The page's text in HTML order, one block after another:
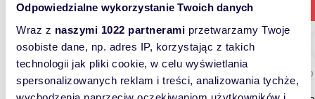
Odpowiedzialne wykorzystanie Twoich danych
Wraz z naszymi 1022 partnerami przetwarzamy Twoje
osobiste dane, np. adres IP, korzystając z takich
technologii jak pliki cookie, w celu wyświetlania
spersonalizowanych reklam i treści, analizowania tychże,
2000